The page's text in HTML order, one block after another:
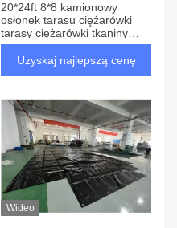
20*24ft 8*8 kamionowy
osłonek tarasu ciężarówki
tarasy ciężarówki tkaniny
kamionowe osłony ławki
Uzyskaj najlepszą cenę
Wideo